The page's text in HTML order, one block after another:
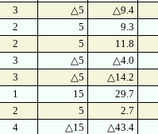
3 △5 △9.4
2 5 9.3
2 5 11.8
3 △5 △4.0
3 △5 △14.2
1 15 29.7
2 5 2.7
4 △15 △43.4